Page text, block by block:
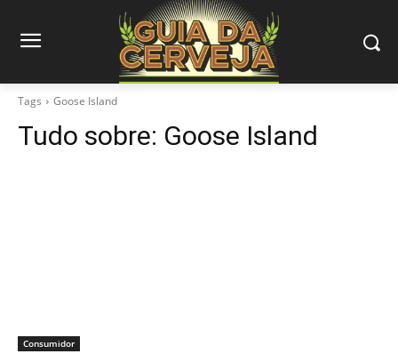
Tags Goose Island
Tudo sobre: Goose Island
Consumidor